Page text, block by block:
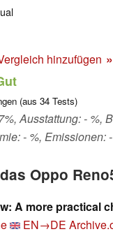
hinzufügen
(aus 34 Tests)
Ausstattung: - %,
- %, Emissionen:
Oppo
A more practical
EN→DE